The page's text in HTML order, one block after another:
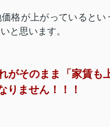
格が上がっているとい
と思います。
がそのまま「家賃も
りません！！！